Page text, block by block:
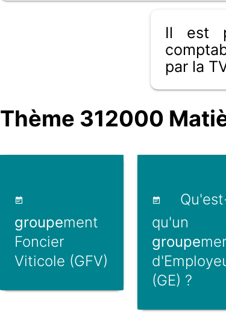
Il est
par la
Thème 312000
groupement
Foncier
Viticole (GFV)
qu'un
groupe
(GE) ?